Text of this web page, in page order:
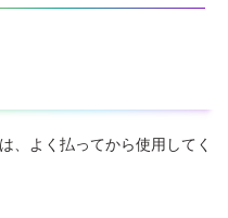
、よく払ってから使用してく